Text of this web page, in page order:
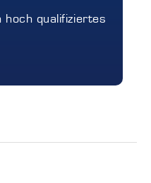
hoch qualifiziertes